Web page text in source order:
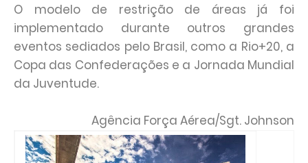
O modelo de restrição de áreas já foi
implementado durante outros grandes
eventos sediados pelo Brasil, como a Rio+20, a
Copa das Confederações e a Jornada Mundial
da Juventude.
Agência Força Aérea/Sgt. Johnson